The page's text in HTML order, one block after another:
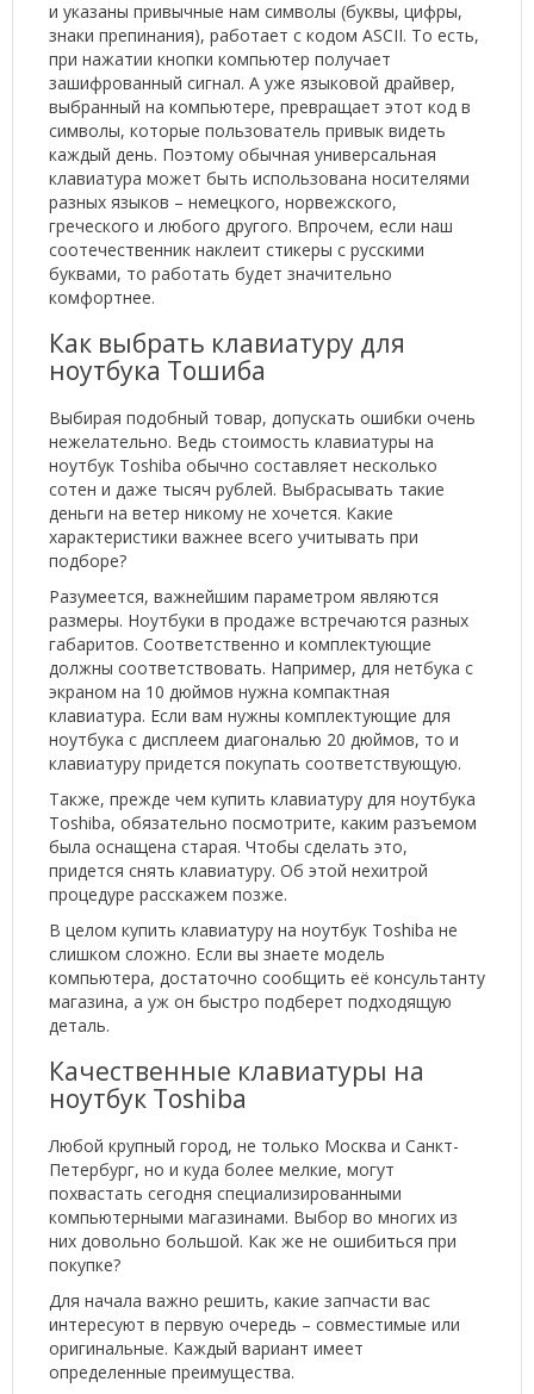
и указаны привычные нам символы (буквы, цифры,
знаки препинания), работает с кодом ASCII. То есть,
при нажатии кнопки компьютер получает
зашифрованный сигнал. А уже языковой драйвер,
выбранный на компьютере, превращает этот код в
символы, которые пользователь привык видеть
каждый день. Поэтому обычная универсальная
клавиатура может быть использована носителями
разных языков – немецкого, норвежского,
греческого и любого другого. Впрочем, если наш
соотечественник наклеит стикеры с русскими
буквами, то работать будет значительно
комфортнее.
Как выбрать клавиатуру для
ноутбука Тошиба
Выбирая подобный товар, допускать ошибки очень
нежелательно. Ведь стоимость клавиатуры на
ноутбук Toshiba обычно составляет несколько
сотен и даже тысяч рублей. Выбрасывать такие
деньги на ветер никому не хочется. Какие
характеристики важнее всего учитывать при
подборе?
Разумеется, важнейшим параметром являются
размеры. Ноутбуки в продаже встречаются разных
габаритов. Соответственно и комплектующие
должны соответствовать. Например, для нетбука с
экраном на 10 дюймов нужна компактная
клавиатура. Если вам нужны комплектующие для
ноутбука с дисплеем диагональю 20 дюймов, то и
клавиатуру придется покупать соответствующую.
Также, прежде чем купить клавиатуру для ноутбука
Toshiba, обязательно посмотрите, каким разъемом
была оснащена старая. Чтобы сделать это,
придется снять клавиатуру. Об этой нехитрой
процедуре расскажем позже.
В целом купить клавиатуру на ноутбук Toshiba не
слишком сложно. Если вы знаете модель
компьютера, достаточно сообщить её консультанту
магазина, а уж он быстро подберет подходящую
деталь.
Качественные клавиатуры на
ноутбук Toshiba
Любой крупный город, не только Москва и Санкт-
Петербург, но и куда более мелкие, могут
похвастать сегодня специализированными
компьютерными магазинами. Выбор во многих из
них довольно большой. Как же не ошибиться при
покупке?
Для начала важно решить, какие запчасти вас
интересуют в первую очередь – совместимые или
оригинальные. Каждый вариант имеет
определенные преимущества.